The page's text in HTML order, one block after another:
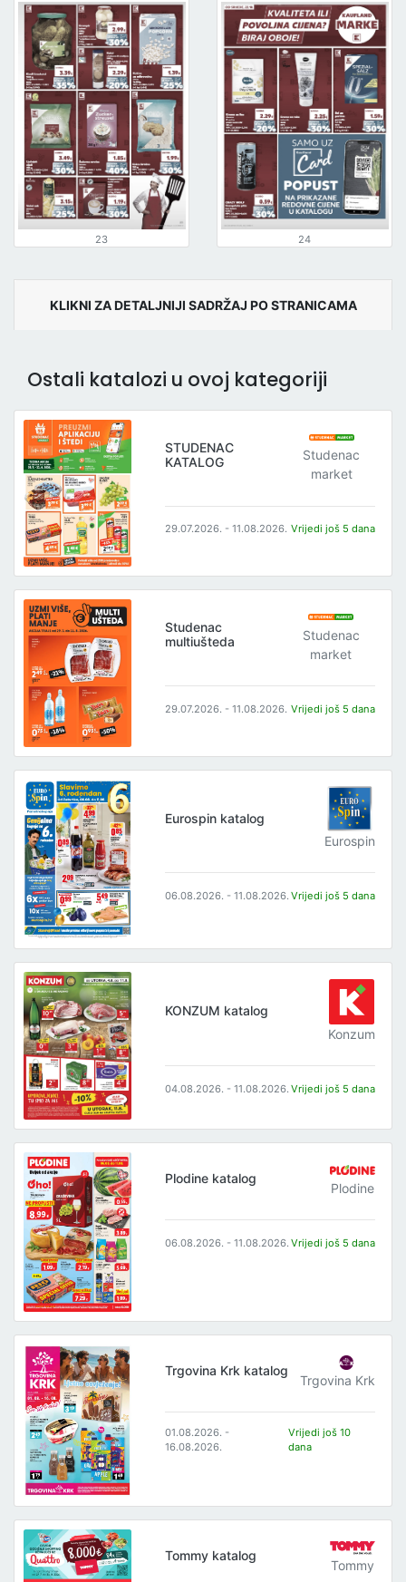
23 24
KLIKNI ZA DETALJNIJI SADRŽAJ PO STRANICAMA
Ostali katalozi u ovoj kategoriji
STUDENAC
KATALOG
Studenac
market
29.07.2026. - 11.08.2026. Vrijedi još 5 dana
Studenac
multiušteda
Studenac
market
29.07.2026. - 11.08.2026. Vrijedi još 5 dana
Eurospin katalog
Eurospin
06.08.2026. - 11.08.2026. Vrijedi još 5 dana
KONZUM katalog
Konzum
04.08.2026. - 11.08.2026. Vrijedi još 5 dana
Plodine katalog
Plodine
06.08.2026. - 11.08.2026. Vrijedi još 5 dana
Trgovina Krk katalog
Trgovina Krk
01.08.2026. -
16.08.2026.
Vrijedi još 10
dana
Tommy katalog
Tommy